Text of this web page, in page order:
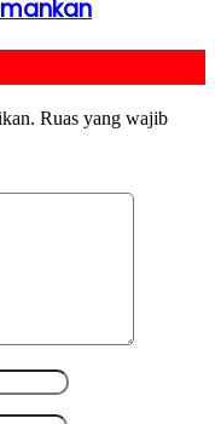
Ruas yang wajib